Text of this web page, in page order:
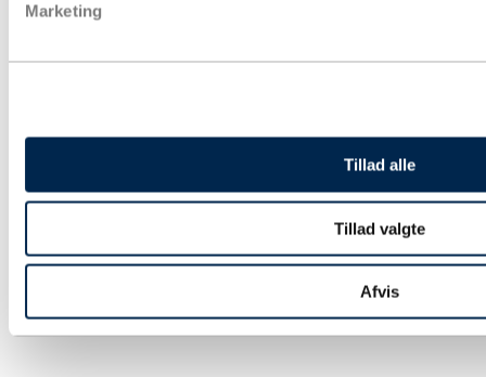
Marketing
Tillad alle
Tillad valgte
Afvis
Strækfilm & plastfolie
Miljøvenlig emballage
Digitale ydelse